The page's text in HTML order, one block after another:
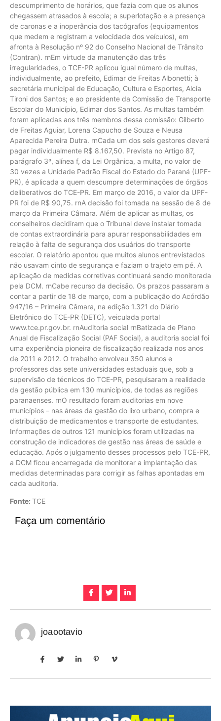
descumprimento de horários, que fazia com que os alunos
chegassem atrasados à escola; a superlotação e a presença
de caronas e a inoperância dos tacógrafos (equipamentos
que medem e registram a velocidade dos veículos), em
afronta à Resolução nº 92 do Conselho Nacional de Trânsito
(Contran). rnEm virtude da manutenção das três
irregularidades, o TCE-PR aplicou igual número de multas,
individualmente, ao prefeito, Edimar de Freitas Albonetti; à
secretária municipal de Educação, Cultura e Esportes, Alcia
Tironi dos Santos; e ao presidente da Comissão de Transporte
Escolar do Município, Edimar dos Santos. As multas também
foram aplicadas aos três membros dessa comissão: Gilberto
de Freitas Aguiar, Lorena Capucho de Souza e Neusa
Aparecida Pereira Dutra. rnCada um dos seis gestores deverá
pagar individualmente R$ 8.167,50. Prevista no Artigo 87,
parágrafo 3º, alínea f, da Lei Orgânica, a multa, no valor de
30 vezes a Unidade Padrão Fiscal do Estado do Paraná (UPF-
PR), é aplicada a quem descumpre determinações de órgãos
deliberativos do TCE-PR. Em março de 2016, o valor da UPF-
PR foi de R$ 90,75. rnA decisão foi tomada na sessão de 8 de
março da Primeira Câmara. Além de aplicar as multas, os
conselheiros decidiram que o Tribunal deve instalar tomada
de contas extraordinária para apurar responsabilidades em
relação à falta de segurança dos usuários do transporte
escolar. O relatório apontou que muitos alunos entrevistados
não usavam cinto de segurança e faziam o trajeto em pé. A
aplicação de medidas corretivas continuará sendo monitorada
pela DCM. rnCabe recurso da decisão. Os prazos passaram a
contar a partir de 18 de março, com a publicação do Acórdão
947/16 – Primeira Câmara, na edição 1.321 do Diário
Eletrônico do TCE-PR (DETC), veiculada portal
www.tce.pr.gov.br. rnAuditoria social rnBatizada de Plano
Anual de Fiscalização Social (PAF Social), a auditoria social foi
uma experiência pioneira de fiscalização realizada nos anos
de 2011 e 2012. O trabalho envolveu 350 alunos e
professores das sete universidades estaduais que, sob a
supervisão de técnicos do TCE-PR, pesquisaram a realidade
da gestão pública em 130 municípios, de todas as regiões
paranaenses. rnO resultado foram auditorias em nove
municípios – nas áreas da gestão do lixo urbano, compra e
distribuição de medicamentos e transporte de estudantes.
Informações de outros 121 municípios foram utilizadas na
construção de indicadores de gestão nas áreas de saúde e
educação. Após o julgamento desses processos pelo TCE-PR,
a DCM ficou encarregada de monitorar a implantação das
medidas determinadas para corrigir as falhas apontadas em
cada auditoria.
Fonte: TCE
Faça um comentário
joaootavio